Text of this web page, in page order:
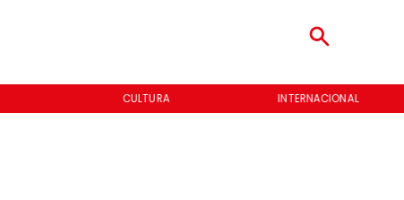
CULTURA INTERNACIONAL